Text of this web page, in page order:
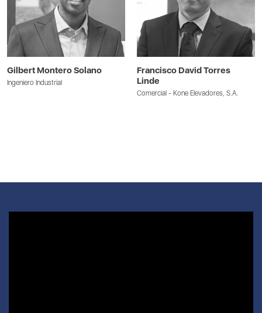
Gilbert Montero Solano
Ingeniero Industrial
Francisco David Torres
Linde
Comercial - Kone Elevadores, S.A.